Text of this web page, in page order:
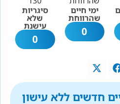
ימי חיים
שהרווחת
0
סיגריות
שלא
עישנת
0
חדשים ללא עישון